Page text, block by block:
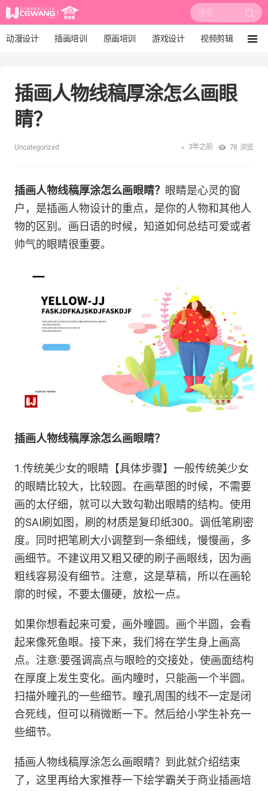
搜
索:
动漫设计 插画培训 原画培训 游戏设计 视频剪辑
漫画设计 绘画教程 板绘培训
插画人物线稿厚涂怎么画眼
睛？
Uncategorized 3年之前 78 浏览
插画人物线稿厚涂怎么画眼睛？ 眼睛是心灵的窗
户，是插画人物设计的重点，是你的人物和其他人
物的区别。画日语的时候，知道如何总结可爱或者
帅气的眼睛很重要。
插画人物线稿厚涂怎么画眼睛？
1.传统美少女的眼睛【具体步骤】一般传统美少女
的眼睛比较大，比较圆。在画草图的时候，不需要
画的太仔细，就可以大致勾勒出眼睛的结构。使用
的SAI刷如图，刷的材质是复印纸300。调低笔刷密
度。同时把笔刷大小调整到一条细线，慢慢画，多
画细节。不建议用又粗又硬的刷子画眼线，因为画
粗线容易没有细节。注意，这是草稿，所以在画轮
廓的时候，不要太僵硬，放松一点。
如果你想看起来可爱，画外瞳圆。画个半圆，会看
起来像死鱼眼。接下来，我们将在学生身上画高
点。注意:要强调高点与眼睑的交接处，使画面结构
在厚度上发生变化。画内瞳时，只能画一个半圆。
扫描外瞳孔的一些细节。瞳孔周围的线不一定是闭
合死线，但可以稍微断一下。然后给小学生补充一
些细节。
插画人物线稿厚涂怎么画眼睛？到此就介绍结束
了，这里再给大家推荐一下绘学霸关于商业插画培